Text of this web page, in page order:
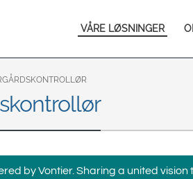
India
Main
navigation
VÅRE LØSNINGER
by Vontier. Sharing a united vision